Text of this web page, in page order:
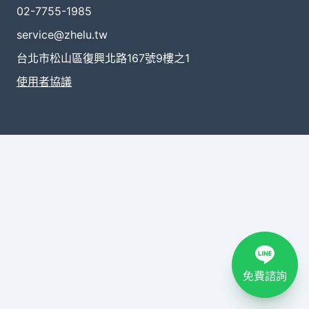
02-7755-1985
service@zhelu.tw
台北市松山區復興北路167號9樓之1
使用者協議
免費諮詢